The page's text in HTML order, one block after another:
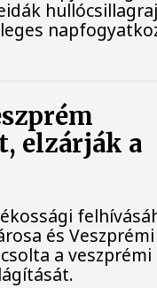
elzárják a
és Veszprémi
a